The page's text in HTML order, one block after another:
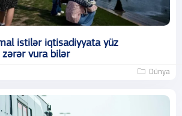
istilər iqtisadiyyata yüz
vura bilər
Dünya